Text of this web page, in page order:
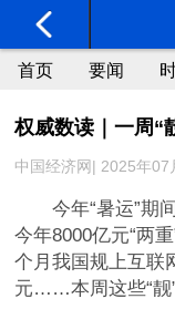
首页 要闻
权威数读｜一周“
中国经济网| 2025年07
今年“暑运”期
今年8000亿元“两
个月我国规上互联
元……本周这些“靓